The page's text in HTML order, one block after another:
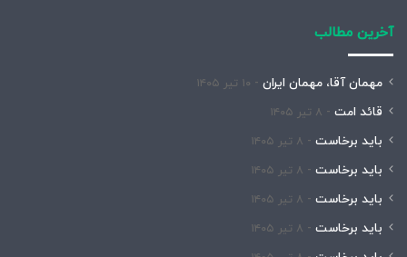
آخرین مطالب
مهمان آقا، مهمان ایران ۱۰ تیر ۱۴۰۵
قائد امت ۸ تیر ۱۴۰۵
باید برخاست ۸ تیر ۱۴۰۵
باید برخاست ۸ تیر ۱۴۰۵
باید برخاست ۸ تیر ۱۴۰۵
باید برخاست ۸ تیر ۱۴۰۵